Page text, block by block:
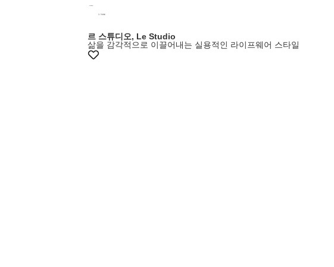
르 스튜디오, Le Studio
삶을 감각적으로 이끌어내는 실용적인 라이프웨어 스타일